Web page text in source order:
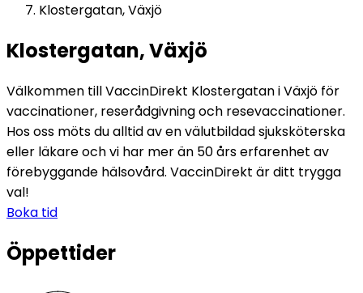
Klostergatan, Växjö
Klostergatan, Växjö
Välkommen till VaccinDirekt Klostergatan i Växjö för
vaccinationer, reserådgivning och resevaccinationer.
Hos oss möts du alltid av en välutbildad sjuksköterska
eller läkare och vi har mer än 50 års erfarenhet av
förebyggande hälsovård. VaccinDirekt är ditt trygga
val!
Boka tid
Öppettider